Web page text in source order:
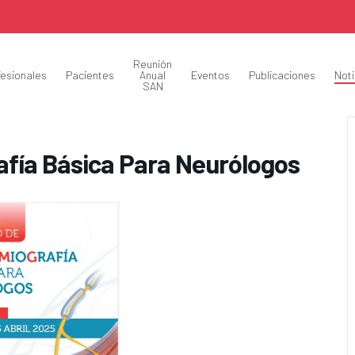
Pacientes
Reunión
Anual
SAN
Eventos Publicaciones
Básica Para Neurólogos